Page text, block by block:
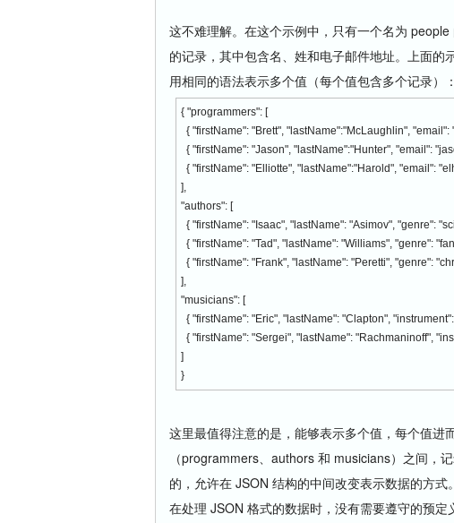
这不难理解。在这个示例中，只有一个名为
的记录，其中包含名、姓和电子邮件地址。上面
用相同的语法表示多个值（每个值包含多个记录）：
{ "programmers": [
{ "firstName": "Brett", "lastName":"McLaughlin",
{ "firstName": "Jason", "lastName":"Hunter", "email":
{ "firstName": "Elliotte", "lastName":"Harold", "email":
],
"authors": [
{ "firstName": "Isaac", "lastName": "Asimov", "genre":
{ "firstName": "Tad", "lastName": "Williams", "genre":
{ "firstName": "Frank", "lastName": "Peretti", "genre":
],
"musicians": [
{ "firstName": "Eric", "lastName": "Clapton",
{ "firstName": "Sergei", "lastName": "Rachmaninoff",
]
}
这里最值得注意的是，能够表示多个值，每个值进
（programmers、authors 和 musicians）之间，
的，允许在 JSON 结构的中间改变表示数据的方式。
在处理 JSON 格式的数据时，没有需要遵守的预